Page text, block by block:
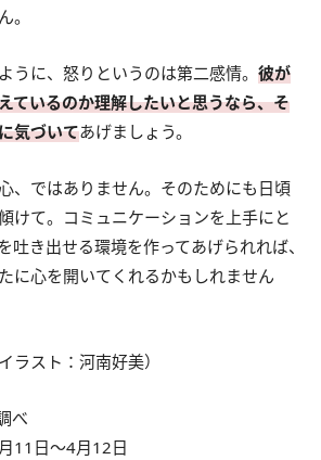
。
うに、怒りというのは第二感情。 彼が
ているのか理解したいと思うなら、そ
気づいてあげましょう。
、ではありません。そのためにも日頃
けて。コミュニケーションを上手にと
吐き出せる環境を作ってあげられれば、
に心を開いてくれるかもしれません
ラスト：河南好美）
べ
11日～4月12日